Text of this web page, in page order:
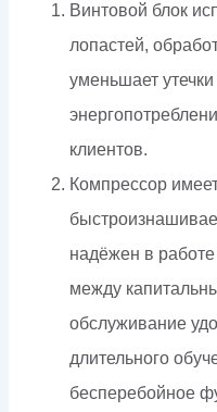
Винтовой блок
лопастей,
уменьшает
клиентов.
Компрессор
надёжен в
между
обслуживание
длительного
бесперебойное